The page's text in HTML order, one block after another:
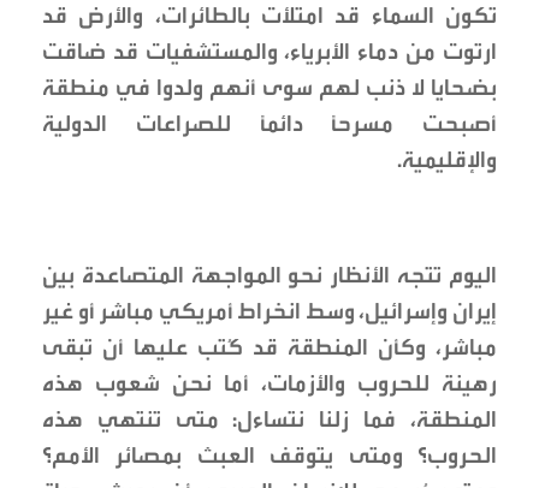
تكون السماء قد امتلأت بالطائرات، والأرض قد
ارتوت من دماء الأبرياء، والمستشفيات قد ضاقت
بضحايا لا ذنب لهم سوى أنهم ولدوا في منطقة
أصبحت مسرحاً دائماً للصراعات الدولية
والإقليمية.
اليوم تتجه الأنظار نحو المواجهة المتصاعدة بين
إيران وإسرائيل، وسط انخراط أمريكي مباشر أو غير
مباشر، وكأن المنطقة قد كُتب عليها أن تبقى
رهينة للحروب والأزمات، أما نحن شعوب هذه
المنطقة، فما زلنا نتساءل: متى تنتهي هذه
الحروب؟ ومتى يتوقف العبث بمصائر الأمم؟